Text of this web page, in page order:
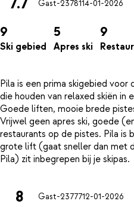
Gast-2378114-01-2026
9
Ski gebied
5
Apres ski
9
Pila is een prima skigebied
die houden van relaxed skiën in
Goede liften, mooie brede
Vrijwel geen apres ski, goede
restaurants op de pistes. Pila is
grote lift (gaat sneller dan met
8 Gast-2377712-01-2026